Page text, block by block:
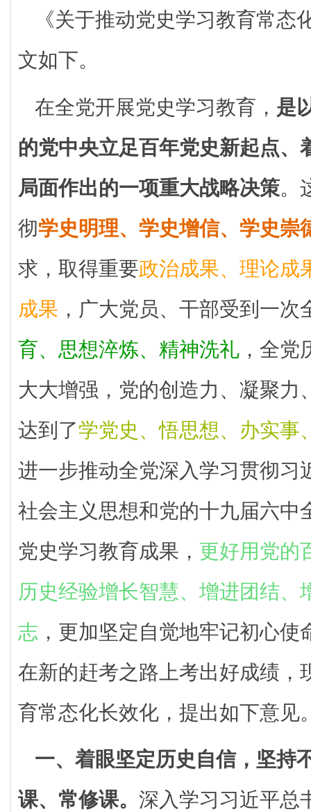
《关于推动党史学习教育常态
文如下。
在全党开展党史学习教育， 是
的党中央立足百年党史新起点、
局面作出的一项重大战略决策。
彻学史明理、学史增信、学史崇
求，取得重要政治成果、理论成
成果 ，广大党员、干部受到一次
育、思想淬炼、精神洗礼 ，全
大大增强，党的创造力、凝聚力
达到了学党史、悟思想、办实事
进一步推动全党深入学习贯彻习
社会主义思想和党的十九届六中
党史学习教育成果， 更好用党的
历史经验增长智慧、增进团结、
志 ，更加坚定自觉地牢记初心
在新的赶考之路上考出好成绩，
育常态化长效化，提出如下意见
一、着眼坚定历史自信，坚持
课、常修课。 深入学习习近平总